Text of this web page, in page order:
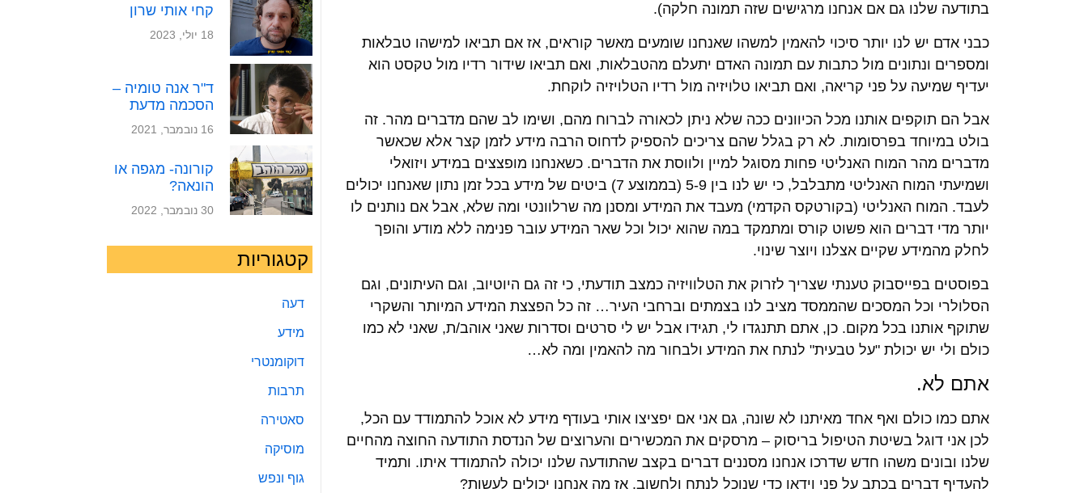
בתודעה שלנו גם אם אנחנו מרגישים שזה תמונה חלקה).
כבני אדם יש לנו יותר סיכוי להאמין למשהו שאנחנו שומעים מאשר קוראים, אז אם תביאו למישהו טבלאות
ומספרים ונתונים מול כתבות עם תמונה האדם יתעלם מהטבלאות, ואם תביאו שידור רדיו מול טקסט הוא
יעדיף שמיעה על פני קריאה, ואם תביאו טלויזיה מול רדיו הטלויזיה לוקחת.
אבל הם תוקפים אותנו מכל הכיוונים ככה שלא ניתן לכאורה לברוח מהם, ושימו לב שהם מדברים מהר. זה
בולט במיוחד בפרסומות. לא רק בגלל שהם צריכים להספיק לדחוס הרבה מידע לזמן קצר אלא שכאשר
מדברים מהר המוח האנליטי פחות מסוגל למיין ולווסת את הדברים. כשאנחנו מופצצים במידע ויזואלי
ושמיעתי המוח האנליטי מתבלבל, כי יש לנו בין 5-9 (בממוצע 7) ביטים של מידע בכל זמן נתון שאנחנו יכולים
לעבד. המוח האנליטי (בקורטקס הקדמי) מעבד את המידע ומסנן מה שרלוונטי ומה שלא, אבל אם נותנים לו
יותר מדי דברים הוא פשוט קורס ומתמקד במה שהוא יכול וכל שאר המידע עובר פנימה ללא מודע והופך
לחלק מהמידע שקיים אצלנו ויוצר שינוי.
בפוסטים בפייסבוק טענתי שצריך לזרוק את הטלוויזיה כמצב תודעתי, כי זה גם היוטיוב, וגם העיתונים, וגם
הסלולרי וכל המסכים שהממסד מציב לנו בצמתים וברחבי העיר… זה כל הפצצת המידע המיותר והשקרי
שתוקף אותנו בכל מקום. כן, אתם תתנגדו לי, תגידו אבל יש לי סרטים וסדרות שאני אוהב/ת, שאני לא כמו
כולם ולי יש יכולת "על טבעית" לנתח את המידע ולבחור מה להאמין ומה לא…
אתם לא.
אתם כמו כולם ואף אחד מאיתנו לא שונה, גם אני אם יפציצו אותי בעודף מידע לא אוכל להתמודד עם הכל,
לכן אני דוגל בשיטת הטיפול בריסוק – מרסקים את המכשירים והערוצים של הנדסת התודעה החוצה מהחיים
שלנו ובונים משהו חדש שדרכו אנחנו מסננים דברים בקצב שהתודעה שלנו יכולה להתמודד איתו. ותמיד
להעדיף דברים בכתב על פני וידאו כדי שנוכל לנתח ולחשוב. אז מה אנחנו יכולים לעשות?
קחי אותי שרון
18 יולי, 2023
ד"ר אנה טומיה –
הסכמה מדעת
16 נובמבר, 2021
קורונה- מגפה או
הונאה?
30 נובמבר, 2022
קטגוריות
דעה
מידע
דוקומנטרי
תרבות
סאטירה
מוסיקה
גוף ונפש